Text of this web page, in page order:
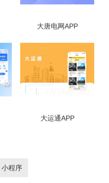
大唐电网APP
大运通APP
小程序